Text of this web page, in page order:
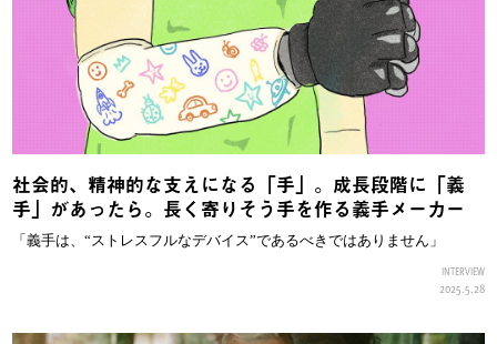
社会的、精神的な支えになる「手」。成長段階に「義
手」があったら。長く寄りそう手を作る義手メーカー
「義手は、“ストレスフルなデバイス”であるべきではありません」
INTERVIEW
2025.5.28